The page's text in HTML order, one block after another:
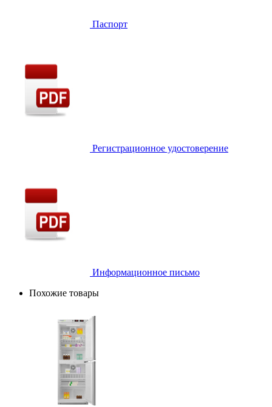
Паспорт
Регистрационное удостоверение
Информационное письмо
Похожие товары